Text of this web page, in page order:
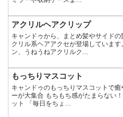
アクリルヘアクリップ
キャンドゥから、まとめ髪やサイド
クリル系ヘアアクセが登場していま
ン、うねうねアクリルク...
もっちりマスコット
キャンドゥのもっちりマスコットで
ーが大集合 もちもち感がたまらない
ット 「毎日をちょ...